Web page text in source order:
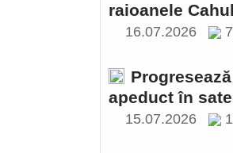
raioanele
16.07.2026
apeduct în
15.07.2026